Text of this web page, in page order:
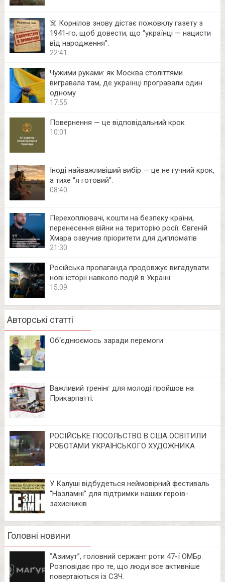
☠️ Корнілов знову дістає пожовклу газету з
1941‑го, щоб довести, що “українці — нацисти
від народження”.
22:41
Чужими руками: як Москва століттями
вигравала там, де українці програвали один
одному
17:55
Повернення — це відповідальний крок
10:01
Іноді найважливіший вибір — це не гучний крок,
а тихе “я готовий”.
08:40
Перехоплювачі, кошти на безпеку країни,
перенесення війни на територію росії: Євгеній
Хмара озвучив пріоритети для дипломатів
21:30
Російська пропаганда продовжує вигадувати
нові історії навколо подій в Україні
15:09
Авторські статті
Об‘єднюємось заради перемоги
Важливий тренінг для молоді пройшов на
Прикарпатті.
РОСІЙСЬКЕ ПОСОЛЬСТВО В США ОСВІТИЛИ
РОБОТАМИ УКРАЇНСЬКОГО ХУДОЖНИКА
У Калуші відбудеться неймовірний фестиваль
“Назламні” для підтримки наших героїв-
захисників
Головні новини
⁨”Азимут”, головний сержант роти 47-ї ОМБр.
Розповідає про те, що люди все активніше
повертаються із СЗЧ.